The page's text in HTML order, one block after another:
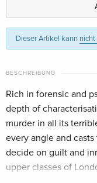
Dieser Artikel kann nicht
BESCHREIBUNG
Rich in forensic and
depth of
murder in all its
every angle and
decide on guilt and
upper classes of